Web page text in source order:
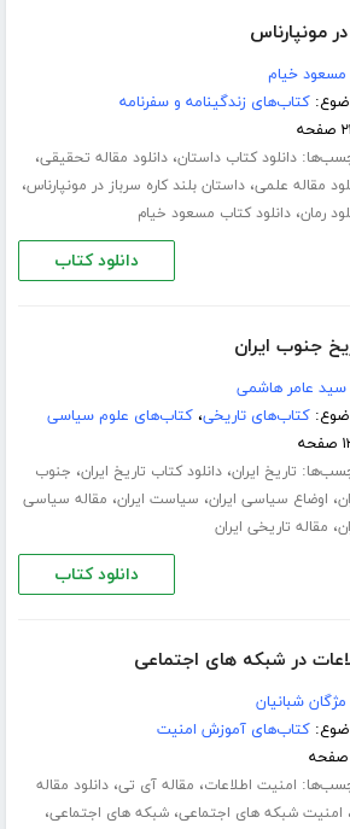
مونپارناس
مسعود خیام
کتاب‌های زندگینامه و سفرنامه
دانلود کتاب داستان،دانلود مقاله تحقیقی،
مقاله علمی،داستان بلند کاره سرباز در مونپارناس،
رمان،دانلود کتاب مسعود خیام
دانلود کتاب
جنوب ایران
سید عامر هاشمی
کتاب‌های تاریخی،کتاب‌های علوم سیاسی
تاریخ ایران،دانلود کتاب تاریخ ایران، جنوب
، اوضاع سیاسی ایران، سیاست ایران، مقاله سیاسی
، مقاله تاریخی ایران
دانلود کتاب
در شبکه های اجتماعی
مژگان شبانیان
کتاب‌های آموزش امنیت
امنیت اطلاعات، مقاله آی تی،دانلود مقاله
، امنیت شبکه های اجتماعی،شبکه های اجتماعی،